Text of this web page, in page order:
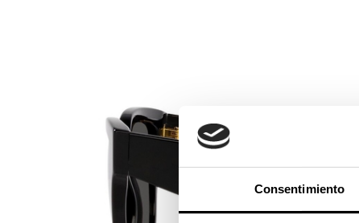
Consentimiento